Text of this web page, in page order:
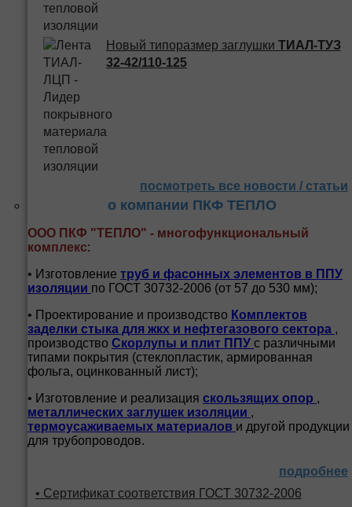
Новый типоразмер заглушки ТИАЛ-ТУЗ
32-42/110-125
посмотреть все новости / статьи
о компании ПКФ ТЕПЛО
ООО ПКФ "ТЕПЛО" - многофункциональный
комплекс:
• Изготовление труб и фасонных элементов в ППУ
изоляции по ГОСТ 30732-2006 (от 57 до 530 мм);
• Проектирование и производство Комплектов
заделки стыка для жкх и нефтегазового сектора ,
производство Скорлупы и плит ППУ с различными
типами покрытия (стеклопластик, армированная
фольга, оцинкованный лист);
• Изготовление и реализация скользящих опор ,
металлических заглушек изоляции ,
термоусаживаемых материалов и другой продукции
для трубопроводов.
подробнее
• Сертификат соответствия ГОСТ 30732-2006